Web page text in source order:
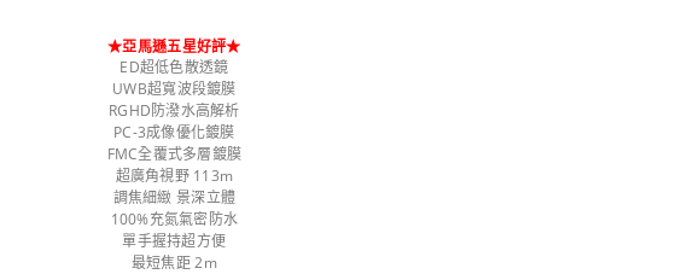
★亞馬遜五星好評★
ED超低色散透鏡
UWB超寬波段鍍膜
RGHD防潑水高解析
PC-3成像優化鍍膜
FMC全覆式多層鍍膜
超廣角視野 113m
調焦細緻 景深立體
100%充氮氣密防水
單手握持超方便
最短焦距 2m